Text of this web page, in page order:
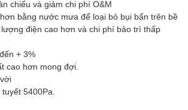
chiếu và giảm chi phí O&M
bằng nước mưa để loại bỏ bụi bẩn trên bề
điện cao hơn và chi phí bảo trì thấp
+ 3%
cao hơn mong đợi.
5400Pa.